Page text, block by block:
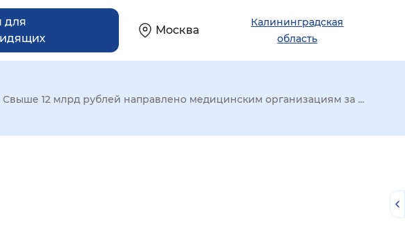
для
Москва
Калининградская
область
Свыше 12 млрд рублей направлено медицинским организациям за ...